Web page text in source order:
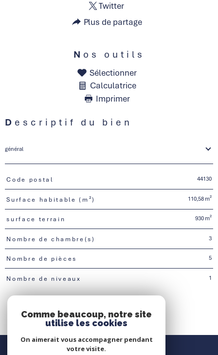
Twitter
Plus de partage
Nos outils
Sélectionner
Calculatrice
Imprimer
Descriptif du bien
général
TRAD_PAMPERO_Caracteristique
Code postal 44130
Surface habitable (m²) 110,58 m²
surface terrain 930 m²
Nombre de chambre(s) 3
Nombre de pièces 5
Nombre de niveaux 1
Nous contacter
Comme beaucoup, notre site
utilise les cookies
On aimerait vous accompagner pendant
votre visite.